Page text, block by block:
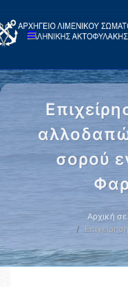
σορού
Αρχική